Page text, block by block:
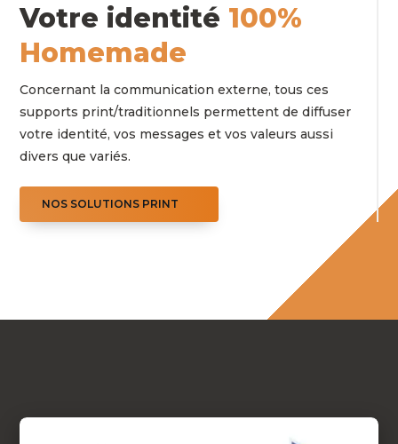
Votre identité 100%
Homemade
Concernant la communication externe, tous ces
supports print/traditionnels permettent de diffuser
votre identité, vos messages et vos valeurs aussi
divers que variés.
NOS SOLUTIONS PRINT